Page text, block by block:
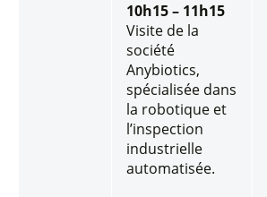
10h15 – 11h15
Visite de la
société
Anybiotics,
spécialisée dans
la robotique et
l’inspection
industrielle
automatisée.